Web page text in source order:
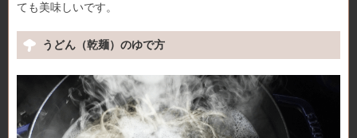
ても美味しいです。
うどん（乾麺）のゆで方